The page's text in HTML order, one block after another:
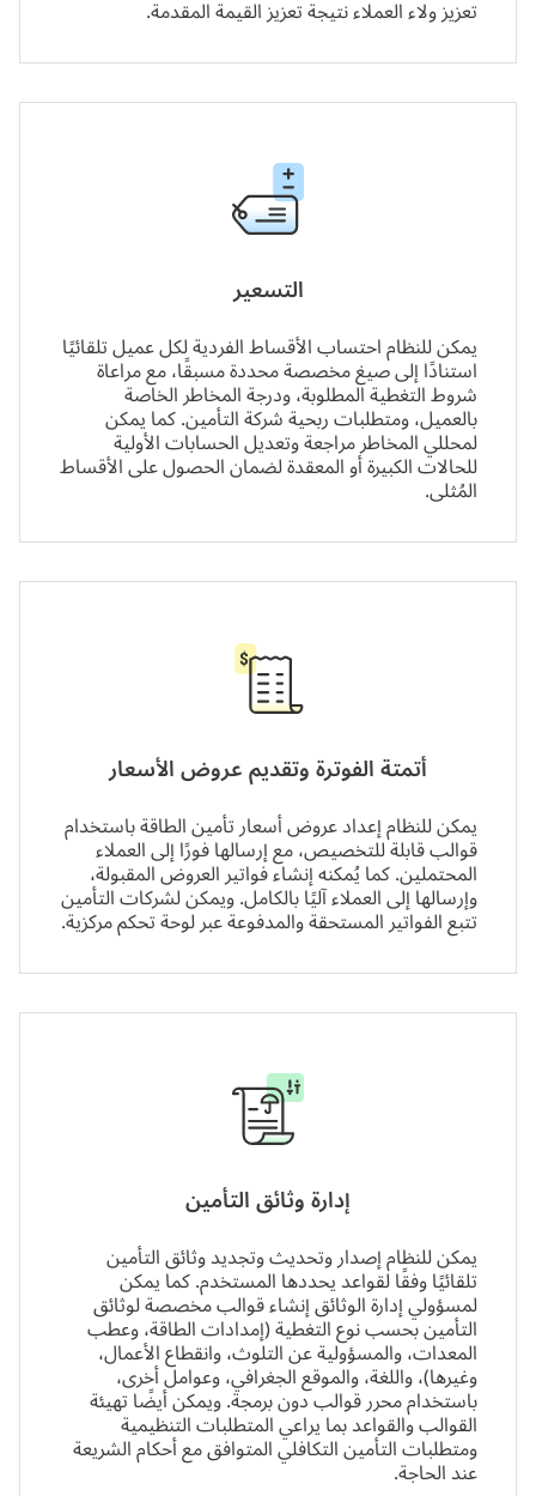
تعزيز ولاء العملاء نتيجة تعزيز القيمة المقدمة.
التسعير
يمكن للنظام احتساب الأقساط الفردية لكل عميل تلقائيًا
استنادًا إلى صيغ مخصصة محددة مسبقًا، مع مراعاة
شروط التغطية المطلوبة، ودرجة المخاطر الخاصة
بالعميل، ومتطلبات ربحية شركة التأمين. كما يمكن
لمحللي المخاطر مراجعة وتعديل الحسابات الأولية
للحالات الكبيرة أو المعقدة لضمان الحصول على الأقساط
المُثلى.
أتمتة الفوترة وتقديم عروض الأسعار
يمكن للنظام إعداد عروض أسعار تأمين الطاقة باستخدام
قوالب قابلة للتخصيص، مع إرسالها فورًا إلى العملاء
المحتملين. كما يُمكنه إنشاء فواتير العروض المقبولة،
وإرسالها إلى العملاءآليًا بالكامل. ويمكن لشركات التأمين
تتبع الفواتير المستحقة والمدفوعة عبر لوحة تحكم مركزية.
إدارة وثائق التأمين
يمكن للنظام إصدار وتحديث وتجديد وثائق التأمين
تلقائيًا وفقًا لقواعد يحددها المستخدم. كما يمكن
لمسؤولي إدارة الوثائق إنشاء قوالب مخصصة لوثائق
التأمين بحسب نوع التغطية (إمدادات الطاقة، وعطب
المعدات، والمسؤولية عن التلوث، وانقطاع الأعمال،
وغيرها)، واللغة، والموقع الجغرافي، وعوامل أخرى،
باستخدام محرر قوالب دون برمجة. ويمكن أيضًا تهيئة
القوالب والقواعد بما يراعي المتطلبات التنظيمية
ومتطلبات التأمين التكافلي المتوافق مع أحكام الشريعة
عند الحاجة.